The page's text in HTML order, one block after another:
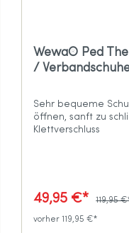
Wewa® Ped
/
Sehr bequeme
öffnen, sanft zu
Klettverschluss
49,95 €* 119,95
vorher 119,95 €*